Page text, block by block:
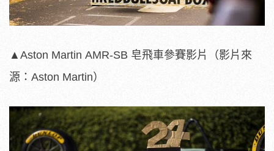
▲Aston Martin AMR-SB 皂飛車參賽影片（影片來
源：Aston Martin）